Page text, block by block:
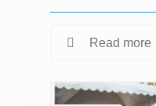
Read more